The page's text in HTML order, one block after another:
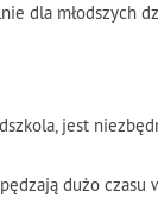
dla młodszych
jest
dużo czasu